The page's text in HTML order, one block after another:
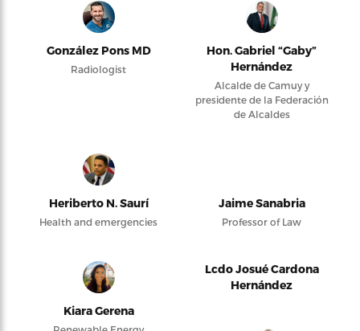
González Pons MD
Radiologist
Hon. Gabriel “Gaby”
Hernández
Alcalde de Camuy y
presidente de la Federación
de Alcaldes
Heriberto N. Saurí
Health and emergencies
Jaime Sanabria
Professor of Law
Kiara Gerena
Lcdo Josué Cardona
Hernández